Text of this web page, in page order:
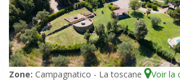
Zone: Campagnatico - La toscane Voir la